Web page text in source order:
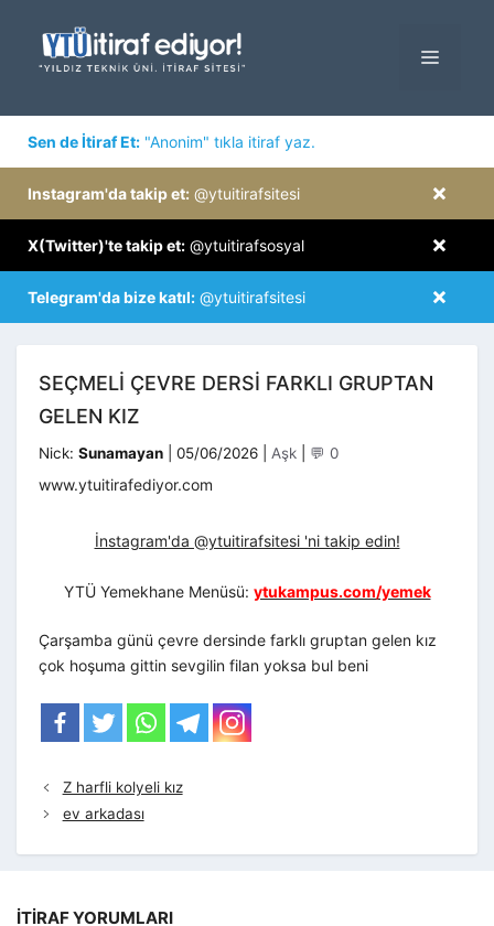
MENÜ
Sen de İtiraf Et: "Anonim" tıkla itiraf yaz.
×
Instagram'da takip et: @ytuitirafsitesi
×
X(Twitter)'te takip et: @ytuitirafsosyal
×
Telegram'da bize katıl: @ytuitirafsitesi
SEÇMELI ÇEVRE DERSI FARKLI GRUPTAN
GELEN KIZ
Nick: Sunamayan 05/06/2026 Kategoriler
Aşk 💬 0
www.ytuitirafediyor.com
İnstagram'da @ytuitirafsitesi 'ni takip edin!
YTÜ Yemekhane Menüsü: ytukampus.com/yemek
Çarşamba günü çevre dersinde farklı gruptan gelen kız
çok hoşuma gittin sevgilin filan yoksa bul beni
Z harfli kolyeli kız
ev arkadası
İTIRAF YORUMLARI